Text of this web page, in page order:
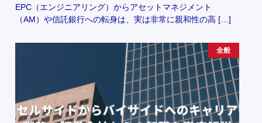
EPC（エンジニアリング）からアセットマネジメント
（AM）や信託銀行への転身は、実は非常に親和性の高 […]
全般